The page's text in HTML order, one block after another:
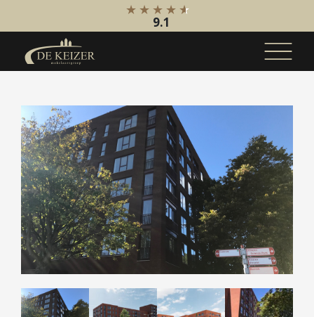
Koopaanbod
Bestaande bouw
Internationaal
Nieuwbouw
Bedrijfsaanbod
Huuraanbod
Bestaande bouw
Internationaal
Nieuwbouw
Bedrijfsaanbod
9.1